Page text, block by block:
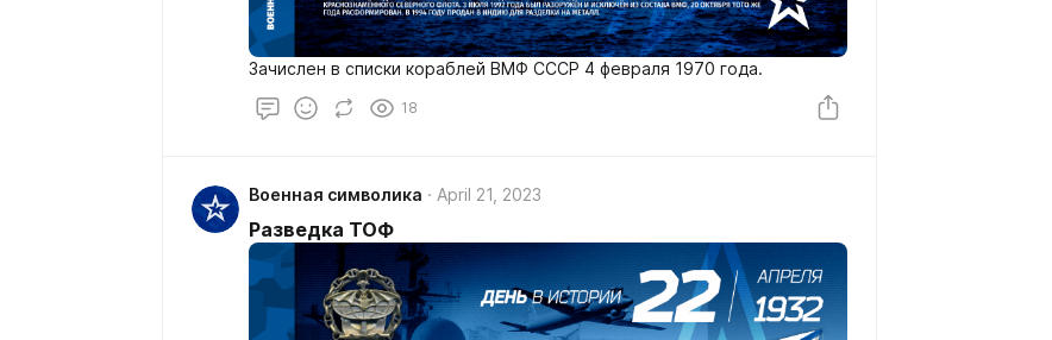
Зачислен в списки кораблей ВМФ СССР 4 февраля 1970 года.
18
Военная символика April 21, 2023
Разведка ТОФ